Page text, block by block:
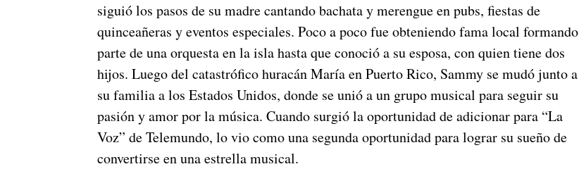
siguió los pasos de su madre cantando bachata y merengue en pubs, fiestas de
quinceañeras y eventos especiales. Poco a poco fue obteniendo fama local formando
parte de una orquesta en la isla hasta que conoció a su esposa, con quien tiene dos
hijos. Luego del catastrófico huracán María en Puerto Rico, Sammy se mudó junto a
su familia a los Estados Unidos, donde se unió a un grupo musical para seguir su
pasión y amor por la música. Cuando surgió la oportunidad de adicionar para “La
Voz” de Telemundo, lo vio como una segunda oportunidad para lograr su sueño de
convertirse en una estrella musical.